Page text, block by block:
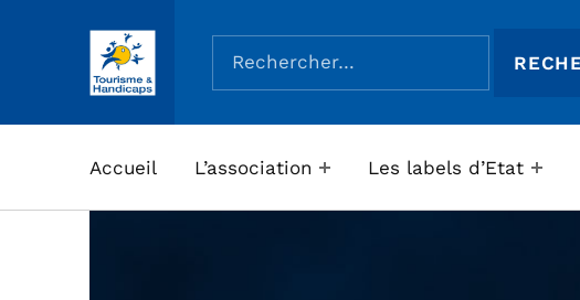
ASSOCIATION TOURISME ET HANDICAPS
Rechercher :
Accueil L’association Les labels d’Etat